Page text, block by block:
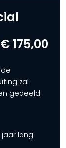
€ 175,00
zal
gedeeld
lang